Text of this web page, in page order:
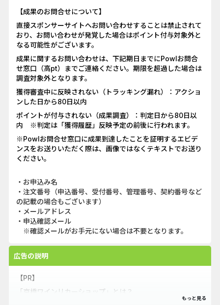
【成果のお問合せについて】
直接スポンサーサイトへお問い合わせすることは禁止されて
おり、お問い合わせが発覚した場合はポイント付与対象外と
なる可能性がございます。
成果に関するお問い合わせは、下記期日までにPowlお問合
せ窓口（高pt）までご連絡ください。期限を超過した場合は
調査対象外となります。
獲得審査中に反映されない（トラッキング漏れ）：アクショ
ンした日から80日以内
ポイントが付与されない（成果調査）：判定日から80日以
内 ※判定は「獲得履歴」反映予定の前後に行われます。
※Powlお問合せ窓口に成果到達したことを証明するエビデ
ンスをお送りいただく際は、画像ではなくテキストでお送り
ください。
・お申込み名
・注文番号（申込番号、受付番号、管理番号、契約番号など
の記載の場合もございます）
・メールアドレス
・申込確認メール
※確認メールがお手元にない場合は不要となります。
広告の説明
【PR】
「京橋ワインリカーショップ」とは？